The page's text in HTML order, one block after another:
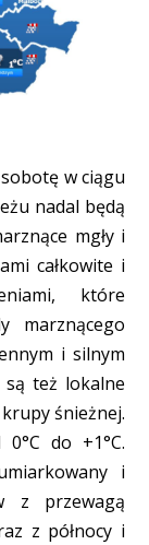
w ciągu
nadal będą
mgły i
całkowite i
które
marznącego
i silnym
są też lokalne
śnieżnej.
do +1°C.
i
z przewagą
z północy i